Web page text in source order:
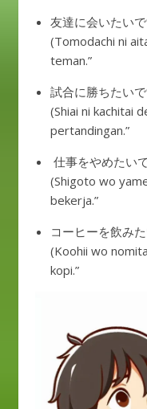
友達に会いたいで
(Tomodachi ni
teman.”
試合に勝ちたいで
(Shiai ni kachitai
pertandingan.”
仕事をやめたいで
(Shigoto wo
bekerja.”
コーヒーを飲みた
(Koohii wo
kopi.”